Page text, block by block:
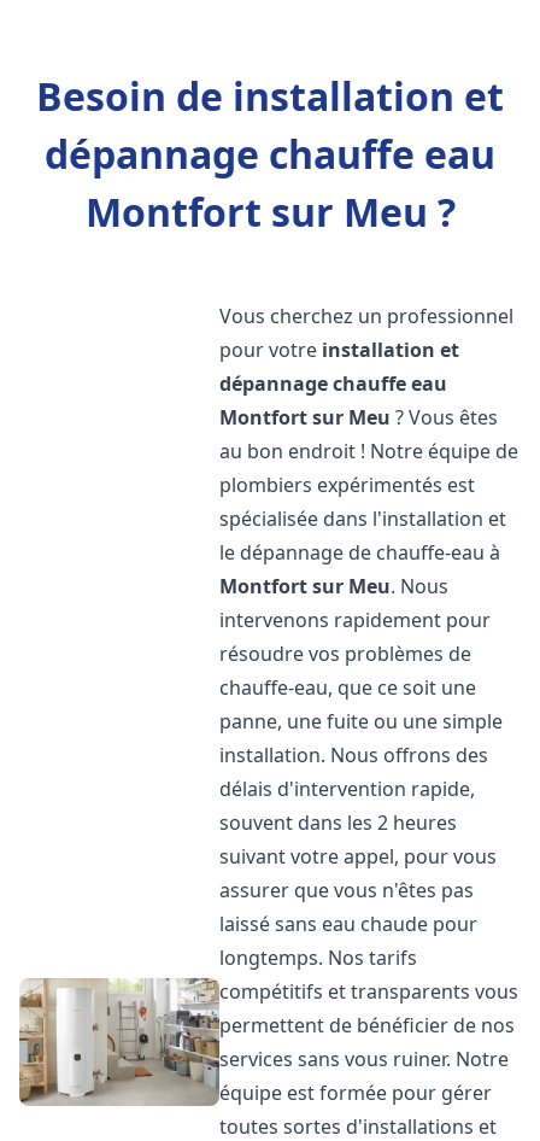
Besoin de installation et
dépannage chauffe eau
Montfort sur Meu ?
Vous cherchez un professionnel
pour votre installation et
dépannage chauffe eau
Montfort sur Meu ? Vous êtes
au bon endroit ! Notre équipe de
plombiers expérimentés est
spécialisée dans l'installation et
le dépannage de chauffe-eau à
Montfort sur Meu. Nous
intervenons rapidement pour
résoudre vos problèmes de
chauffe-eau, que ce soit une
panne, une fuite ou une simple
installation. Nous offrons des
délais d'intervention rapide,
souvent dans les 2 heures
suivant votre appel, pour vous
assurer que vous n'êtes pas
laissé sans eau chaude pour
longtemps. Nos tarifs
compétitifs et transparents vous
permettent de bénéficier de nos
services sans vous ruiner. Notre
équipe est formée pour gérer
toutes sortes d'installations et